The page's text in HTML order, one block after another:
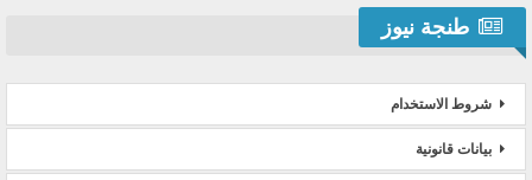
طنجة نيوز
شروط الاستخدام
بيانات قانونية